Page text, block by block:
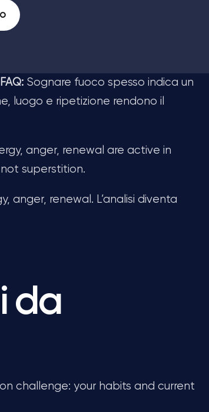
Sognare fuoco spesso indica un
luogo e ripetizione rendono il
anger, renewal are active in
superstition.
anger, renewal. L’analisi diventa
da
challenge: your habits and current